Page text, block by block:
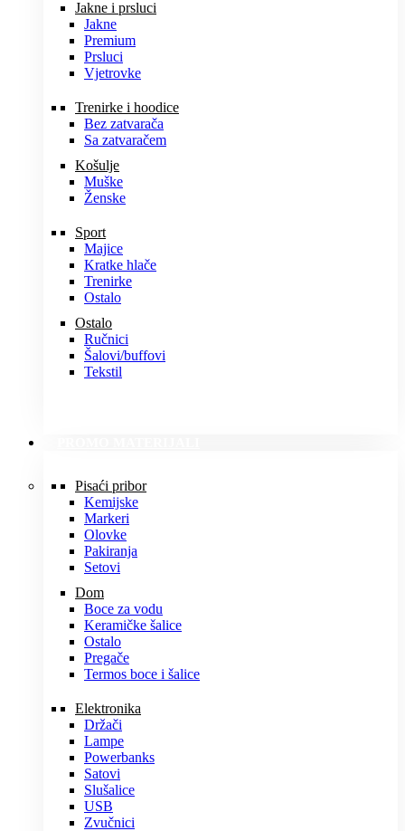
Jakne i prsluci
Jakne
Premium
Prsluci
Vjetrovke
Trenirke i hoodice
Bez zatvarača
Sa zatvaračem
Košulje
Muške
Ženske
Sport
Majice
Kratke hlače
Trenirke
Ostalo
Ostalo
Ručnici
Šalovi/buffovi
Tekstil
Pisaći pribor
Kemijske
Markeri
Olovke
Pakiranja
Setovi
Dom
Boce za vodu
Keramičke šalice
Ostalo
Pregače
Termos boce i šalice
Elektronika
Držači
Lampe
Powerbanks
Satovi
Slušalice
USB
Zvučnici